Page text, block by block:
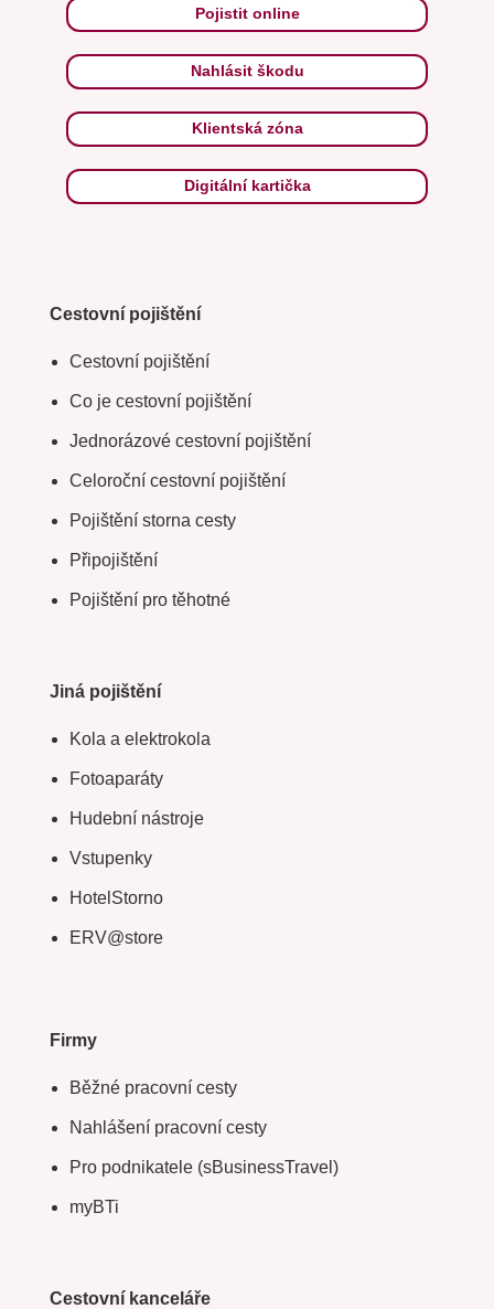
Pojistit online
Nahlásit škodu
Klientská zóna
Digitální kartička
Cestovní pojištění
Cestovní pojištění
Co je cestovní pojištění
Jednorázové cestovní pojištění
Celoroční cestovní pojištění
Pojištění storna cesty
Připojištění
Pojištění pro těhotné
Jiná pojištění
Kola a elektrokola
Fotoaparáty
Hudební nástroje
Vstupenky
HotelStorno
ERV@store
Firmy
Běžné pracovní cesty
Nahlášení pracovní cesty
Pro podnikatele (sBusinessTravel)
myBTi
Cestovní kanceláře